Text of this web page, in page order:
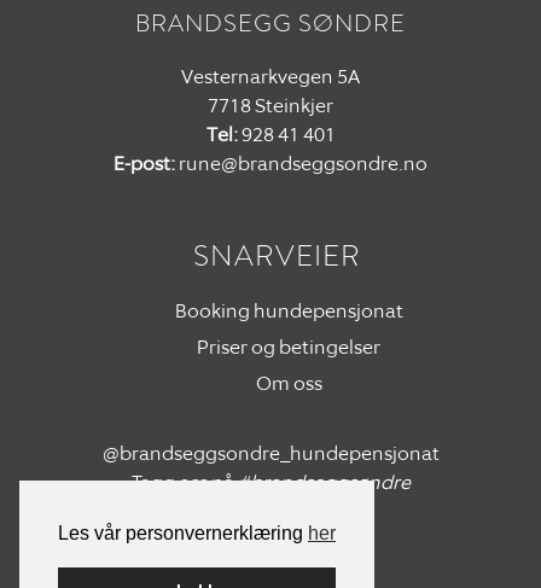
Les vår personvernerklæring her
BRANDSEGG SØNDRE
Vesternarkvegen 5A
7718 Steinkjer
Tel:928 41 401
E-post:rune@brandseggsondre.no
SNARVEIER
Booking hundepensjonat
Priser og betingelser
Om oss
@brandseggsondre_hundepensjonat
Tagg oss på#brandseggsøndre